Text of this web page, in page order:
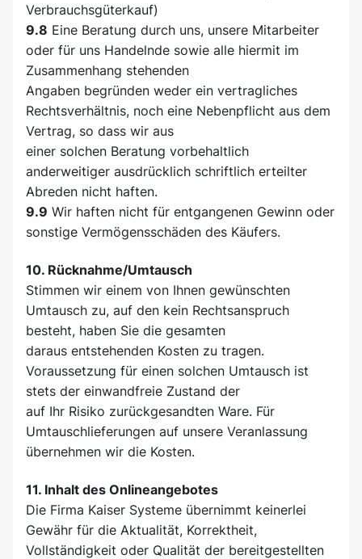
Verbrauchsgüterkauf)
9.8 Eine Beratung durch uns, unsere Mitarbeiter
oder für uns Handelnde sowie alle hiermit im
Zusammenhang stehenden
Angaben begründen weder ein vertragliches
Rechtsverhältnis, noch eine Nebenpflicht aus dem
Vertrag, so dass wir aus
einer solchen Beratung vorbehaltlich
anderweitiger ausdrücklich schriftlich erteilter
Abreden nicht haften.
9.9 Wir haften nicht für entgangenen Gewinn oder
sonstige Vermögensschäden des Käufers.
10. Rücknahme/Umtausch
Stimmen wir einem von Ihnen gewünschten
Umtausch zu, auf den kein Rechtsanspruch
besteht, haben Sie die gesamten
daraus entstehenden Kosten zu tragen.
Voraussetzung für einen solchen Umtausch ist
stets der einwandfreie Zustand der
auf Ihr Risiko zurückgesandten Ware. Für
Umtauschlieferungen auf unsere Veranlassung
übernehmen wir die Kosten.
11. Inhalt des Onlineangebotes
Die Firma Kaiser Systeme übernimmt keinerlei
Gewähr für die Aktualität, Korrektheit,
Vollständigkeit oder Qualität der bereitgestellten